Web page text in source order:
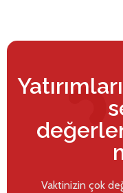
Vaktinizin çok